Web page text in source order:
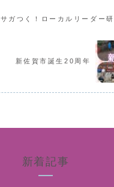
サガつく！ローカルリーダー
新佐賀市誕生20周年
新着記事